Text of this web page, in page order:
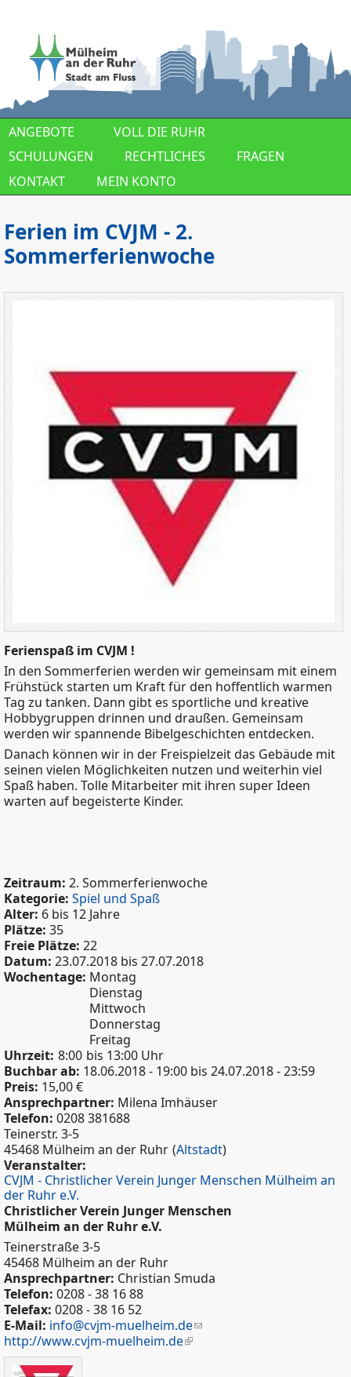
ANGEBOTE
VOLL DIE RUHR
SCHULUNGEN
RECHTLICHES
FRAGEN
KONTAKT
MEIN KONTO
Ferien im CVJM - 2.
Sommerferienwoche
Ferienspaß im CVJM !
In den Sommerferien werden wir gemeinsam mit einem
Frühstück starten um Kraft für den hoffentlich warmen
Tag zu tanken. Dann gibt es sportliche und kreative
Hobbygruppen drinnen und draußen. Gemeinsam
werden wir spannende Bibelgeschichten entdecken.
Danach können wir in der Freispielzeit das Gebäude mit
seinen vielen Möglichkeiten nutzen und weiterhin viel
Spaß haben. Tolle Mitarbeiter mit ihren super Ideen
warten auf begeisterte Kinder.
Zeitraum: 2. Sommerferienwoche
Kategorie: Spiel und Spaß
Alter: 6 bis 12 Jahre
Plätze: 35
Freie Plätze: 22
Datum: 23.07.2018 bis 27.07.2018
Wochentage: Montag
Dienstag
Mittwoch
Donnerstag
Freitag
Uhrzeit: 8:00 bis 13:00 Uhr
Buchbar ab: 18.06.2018 - 19:00 bis 24.07.2018 - 23:59
Preis: 15,00 €
Ansprechpartner: Milena Imhäuser
Telefon: 0208 381688
Teinerstr. 3-5
45468 Mülheim an der Ruhr (Altstadt)
Veranstalter:
CVJM - Christlicher Verein Junger Menschen Mülheim an
der Ruhr e.V.
Christlicher Verein Junger Menschen
Mülheim an der Ruhr e.V.
Teinerstraße 3-5
45468 Mülheim an der Ruhr
Ansprechpartner: Christian Smuda
Telefon: 0208 - 38 16 88
Telefax: 0208 - 38 16 52
E-Mail: info@cvjm-muelheim.de
http://www.cvjm-muelheim.de